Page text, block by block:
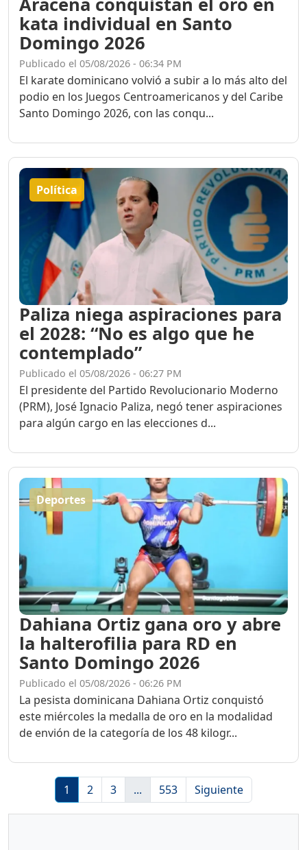
kata individual en Santo
Domingo 2026
Publicado el 05/08/2026 - 06:34 PM
El karate dominicano volvió a subir a lo más alto del
podio en los Juegos Centroamericanos y del Caribe
Santo Domingo 2026, con las conqu...
Política
Paliza niega aspiraciones para
el 2028: “No es algo que he
contemplado”
Publicado el 05/08/2026 - 06:27 PM
El presidente del Partido Revolucionario Moderno
(PRM), José Ignacio Paliza, negó tener aspiraciones
para algún cargo en las elecciones d...
Deportes
Dahiana Ortiz gana oro y abre
la halterofilia para RD en
Santo Domingo 2026
Publicado el 05/08/2026 - 06:26 PM
La pesista dominicana Dahiana Ortiz conquistó
este miércoles la medalla de oro en la modalidad
de envión de la categoría de los 48 kilogr...
1 2 3 ... 553 Siguiente